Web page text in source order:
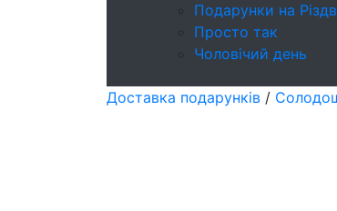
Подарунки на
Просто так
Чоловічий день
Доставка подарунків /